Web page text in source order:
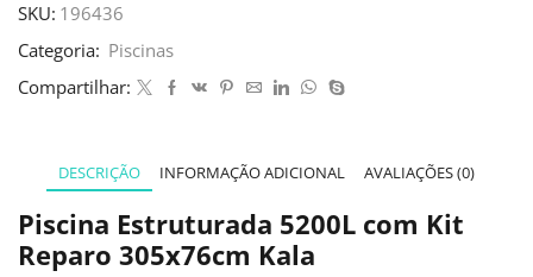
SKU: 196436
Categoria: Piscinas
Compartilhar:
DESCRIÇÃO INFORMAÇÃO ADICIONAL AVALIAÇÕES (0)
Piscina Estruturada 5200L com Kit
Reparo 305x76cm Kala